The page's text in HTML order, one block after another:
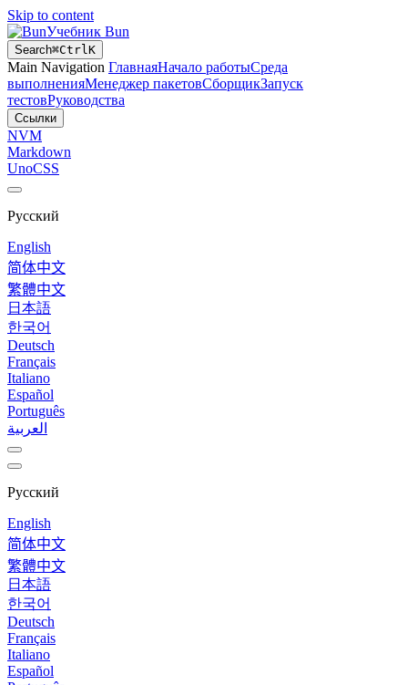
Skip to content
Учебник Bun
Search⌘CtrlK
Main Navigation ГлавнаяНачало работыСреда
выполненияМенеджер пакетовСборщикЗапуск
тестовРуководства
Ссылки
NVM
Markdown
UnoCSS
Русский
English
简体中文
繁體中文
日本語
한국어
Deutsch
Français
Italiano
Español
Português
العربية
Русский
English
简体中文
繁體中文
日本語
한국어
Deutsch
Français
Italiano
Español